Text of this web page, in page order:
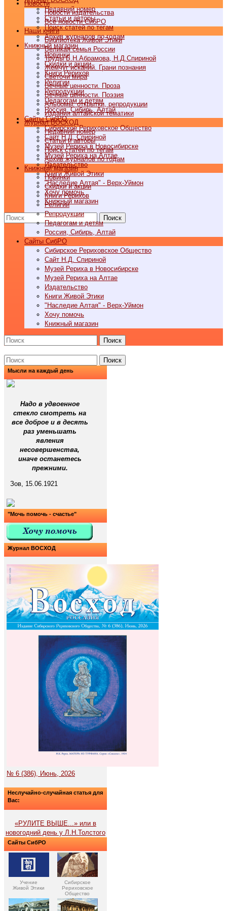
Недавний номер
Статьи и авторы
Поиск статей по тегам
Архив журналов по годам
Книжный магазин
Новинки
Скидки и акции
Книги Рерихов
Религии
Репродукции
Педагогам и детям
Россия, Сибирь, Алтай
Cайты СибРО
Сибирское Рериховское Общество
Сайт Н.Д. Спириной
Музей Рериха в Новосибирске
Музей Рериха на Алтае
Издательство
Книги Живой Этики
"Наследие Алтая" - Верх-Уймон
Хочу помочь
Книжный магазин
Поиск
Новости
Новости издательства
Все новости СибРО
Наши книги
Библиотека Живой Этики
Великая семья России
Труды Б.Н.Абрамова, Н.Д.Спириной
Жемчуг исканий. Грани познания
Светочи мира
Вечные ценности. Проза
Вечные ценности. Поэзия
Альбомы, открытки, репродукции
Издания алтайской тематики
Журнал ВОСХОД
Недавний номер
Статьи и авторы
Поиск статей по тегам
Архив журналов по годам
Книжный магазин
Новинки
Скидки и акции
Книги Рерихов
Религии
Репродукции
Педагогам и детям
Россия, Сибирь, Алтай
Cайты СибРО
Сибирское Рериховское Общество
Сайт Н.Д. Спириной
Музей Рериха в Новосибирске
Музей Рериха на Алтае
Издательство
Книги Живой Этики
"Наследие Алтая" - Верх-Уймон
Хочу помочь
Книжный магазин
Поиск
Поиск
Мысли на каждый день
Надо в удвоенное
стекло смотреть на
все доброе и в десять
раз уменьшать
явления
несовершенства,
иначе останетесь
прежними.
Зов, 15.06.1921
"Мочь помочь - счастье"
Журнал ВОСХОД
№ 6 (386), Июнь, 2026
Неслучайно-случайная статья для
Вас:
«РУЛИТЕ ВЫШЕ...» или в
новогодний день у Л.Н.Толстого
Сайты СибРО
Учение
Живой Этики
Сибирское
Рериховское
Общество